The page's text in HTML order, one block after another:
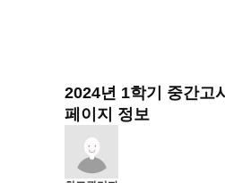
2024년 1학기 중간고
페이지 정보